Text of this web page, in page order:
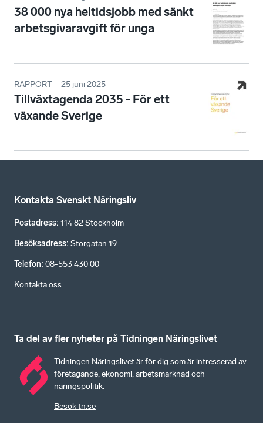
38 000 nya heltidsjobb med sänkt
arbetsgivaravgift för unga
RAPPORT – 25 juni 2025
Tillväxtagenda 2035 - För ett
växande Sverige
Kontakta Svenskt Näringsliv
Postadress: 114 82 Stockholm
Besöksadress: Storgatan 19
Telefon: 08-553 430 00
Kontakta oss
Ta del av fler nyheter på Tidningen Näringslivet
Tidningen Näringslivet är för dig som är intresserad av
företagande, ekonomi, arbetsmarknad och
näringspolitik.
Besök tn.se